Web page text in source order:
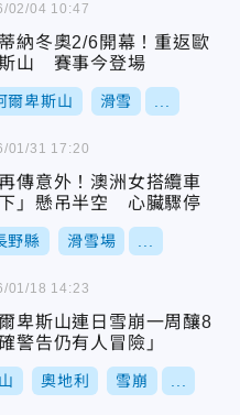
納冬奧2/6開幕！重返歐
山 賽事今登場
爾卑斯山 滑雪
02/04 10:47
傳意外！澳洲女搭纜車
下」懸吊半空 心臟驟停
野縣 滑雪場
01/31 17:20
卑斯山連日雪崩一周釀8
告仍有人冒險」
奧地利 雪崩
01/18 14:23